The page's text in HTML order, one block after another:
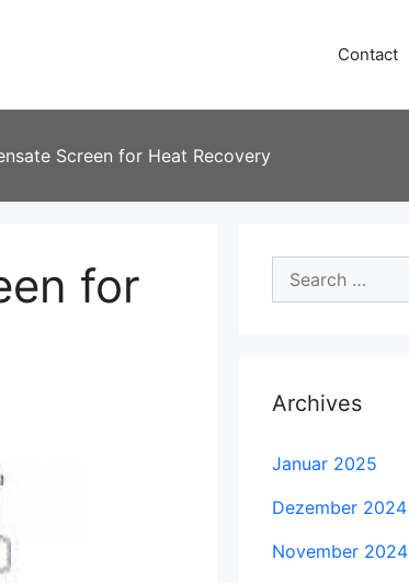
Contact
Screen for Heat Recovery
for
Search
Archives
Januar 2025
Dezember 2024
November 2024